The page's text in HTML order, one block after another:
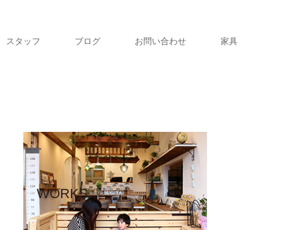
スタッフ ブログ お問い合わせ 家具
WORKS